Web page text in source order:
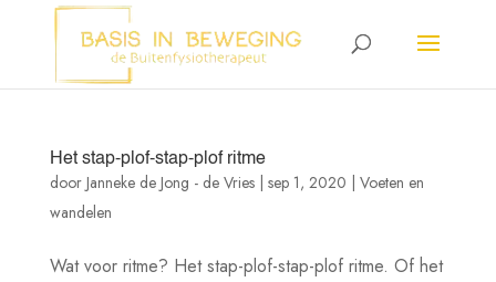
Het stap-plof-stap-plof ritme
door Janneke de Jong - de Vries| sep 1, 2020
Voeten en
wandelen
Wat voor ritme? Het stap-plof-stap-plof ritme. Of het